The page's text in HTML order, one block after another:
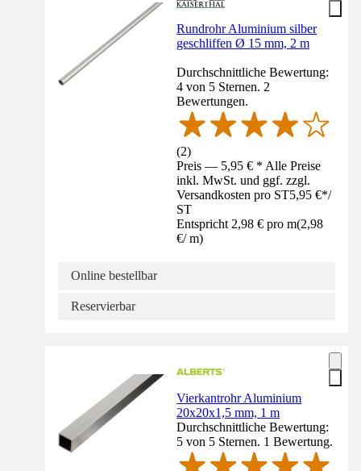
Rundrohr Aluminium silber
geschliffen Ø 15 mm, 2 m
Durchschnittliche Bewertung:
4 von 5 Sternen. 2
Bewertungen.
(2)
Preis — 5,95 € * Alle Preise
inkl. MwSt. und ggf. zzgl.
Versandkosten pro ST5,95 €*/
ST
Entspricht 2,98 € pro m(2,98
€/ m)
Online bestellbar
Reservierbar
Vierkantrohr Aluminium
20x20x1,5 mm, 1 m
Durchschnittliche Bewertung:
5 von 5 Sternen. 1 Bewertung.